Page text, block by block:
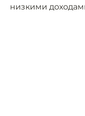
низкими